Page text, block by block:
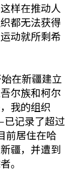
样在推动人
都无法获得
动就所剩希
在新疆建立
尔族和柯尔
我的组织
记录了超过
前居住在哈
疆，并遭到
。